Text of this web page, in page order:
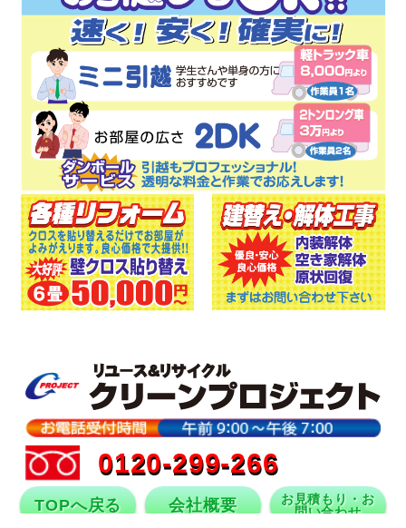
0120-299-266
TOPへ戻る 会社概要
お見積もり・お
問い合わせ